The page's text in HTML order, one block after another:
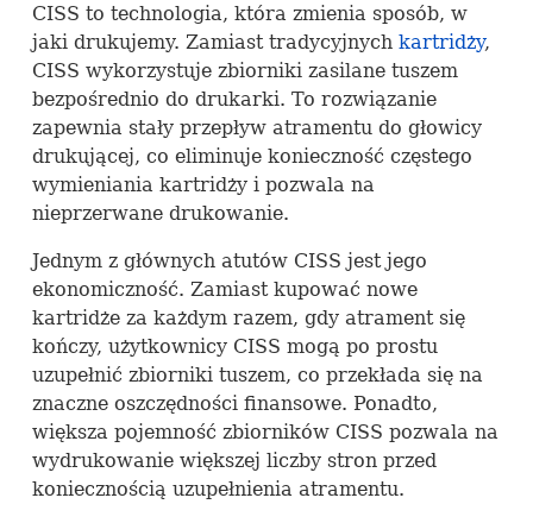
CISS to technologia, która zmienia sposób, w
jaki drukujemy. Zamiast tradycyjnych kartridży,
CISS wykorzystuje zbiorniki zasilane tuszem
bezpośrednio do drukarki. To rozwiązanie
zapewnia stały przepływ atramentu do głowicy
drukującej, co eliminuje konieczność częstego
wymieniania kartridży i pozwala na
nieprzerwane drukowanie.
Jednym z głównych atutów CISS jest jego
ekonomiczność. Zamiast kupować nowe
kartridże za każdym razem, gdy atrament się
kończy, użytkownicy CISS mogą po prostu
uzupełnić zbiorniki tuszem, co przekłada się na
znaczne oszczędności finansowe. Ponadto,
większa pojemność zbiorników CISS pozwala na
wydrukowanie większej liczby stron przed
koniecznością uzupełnienia atramentu.